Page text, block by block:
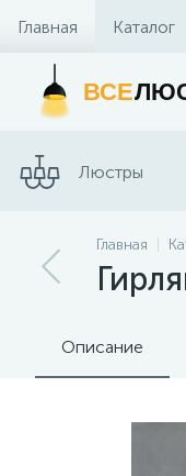
Главная Каталог
Контакты и
ВСЕ
Люстры
Споты
Главная
Описание